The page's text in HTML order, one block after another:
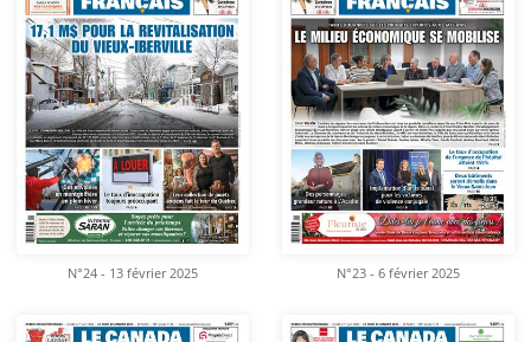
N°24 - 13 février 2025 N°23 - 6 février 2025